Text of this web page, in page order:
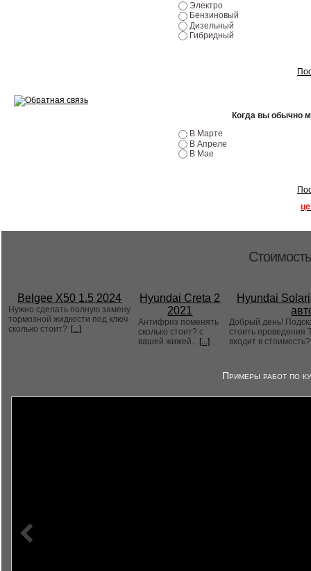
Электро
Бензиновый
Дизельный
Гибридный
Когда вы обычно
В Марте
В Апреле
В Мае
Belgee X50 1.5 2024
Нужно сделать полную замену
тормозной жидкости под ключ
сколько стоит? [...]
Hyundai Creta 2
2021
Антифриз поменять
сколько стоит? с
вашей жижей.. [...]
Hyundai
Добрый день!
стоить проведения
входит в
Примеры работ по